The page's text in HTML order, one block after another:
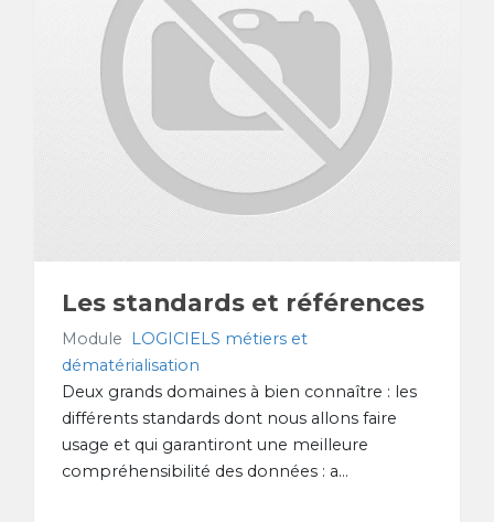
Les standards et références
Module
LOGICIELS métiers et
dématérialisation
Deux grands domaines à bien connaître : les
différents standards dont nous allons faire
usage et qui garantiront une meilleure
compréhensibilité des données : a...